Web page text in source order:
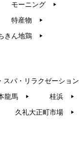
モーニング ▶︎
特産物 ▶︎
きん地鶏 ▶︎
スパ・リラクゼーション
龍馬 ▶︎ 桂浜 ▶︎
久礼大正町市場 ▶︎